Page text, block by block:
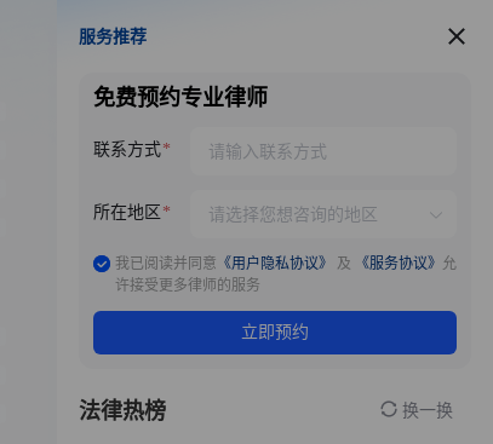
服务推荐
服务推荐
免费预约专业律师
联系方式
所在地区
我已阅读并同意 《用户隐私协议》 及 《服务协议》 允
许接受更多律师的服务
立即预约
法律热榜 换一换